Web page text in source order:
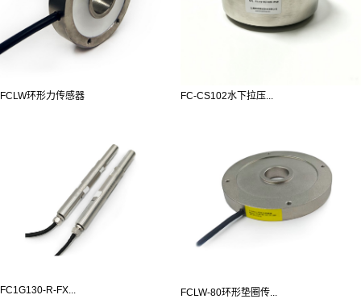
FCLW环形力传感器 FC-CS102水下拉压...
FC1G130-R-FX... FCLW-80环形垫圈传...